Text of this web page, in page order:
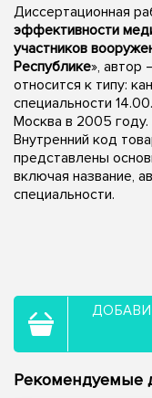
Диссертационная
эффективности
участников
Республике», автор
относится к типу:
специальности
Москва в 2005
Внутренний код
представлены
включая название,
специальности.
Рекомендуемые